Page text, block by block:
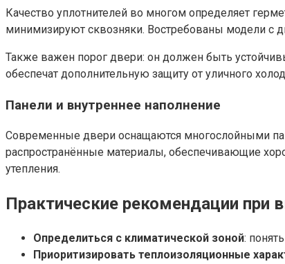
Качество уплотнителей во многом определяет
минимизируют сквозняки. Востребованы модели с
Также важен порог двери: он должен быть
обеспечат дополнительную защиту от уличного
Панели и внутреннее наполнение
Современные двери оснащаются многослойными
распространённые материалы, обеспечивающие
утепления.
Практические рекомендации при
Определиться с климатической зоной:
Приоритизировать теплоизоляционные